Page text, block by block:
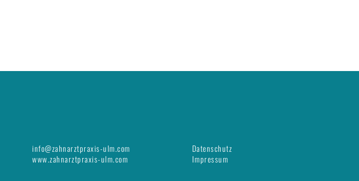
info@zahnarztpraxis-ulm.com
www.zahnarztpraxis-ulm.com
Datenschutz
Impressum